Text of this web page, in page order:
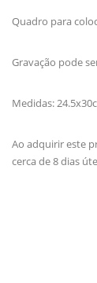
Quadro para
Gravação pode
Medidas:
Ao adquirir este
cerca de 8 dias